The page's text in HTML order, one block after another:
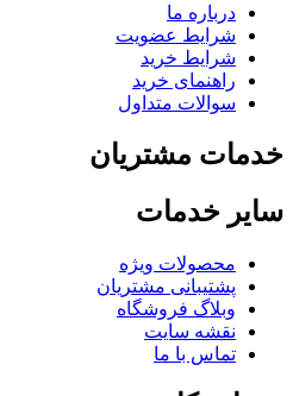
درباره ما
شرایط عضویت
شرایط خرید
راهنمای خرید
سوالات متداول
خدمات مشتریان
سایر خدمات
محصولات ویژه
پشتیبانی مشتریان
وبلاگ فروشگاه
نقشه سایت
تماس با ما